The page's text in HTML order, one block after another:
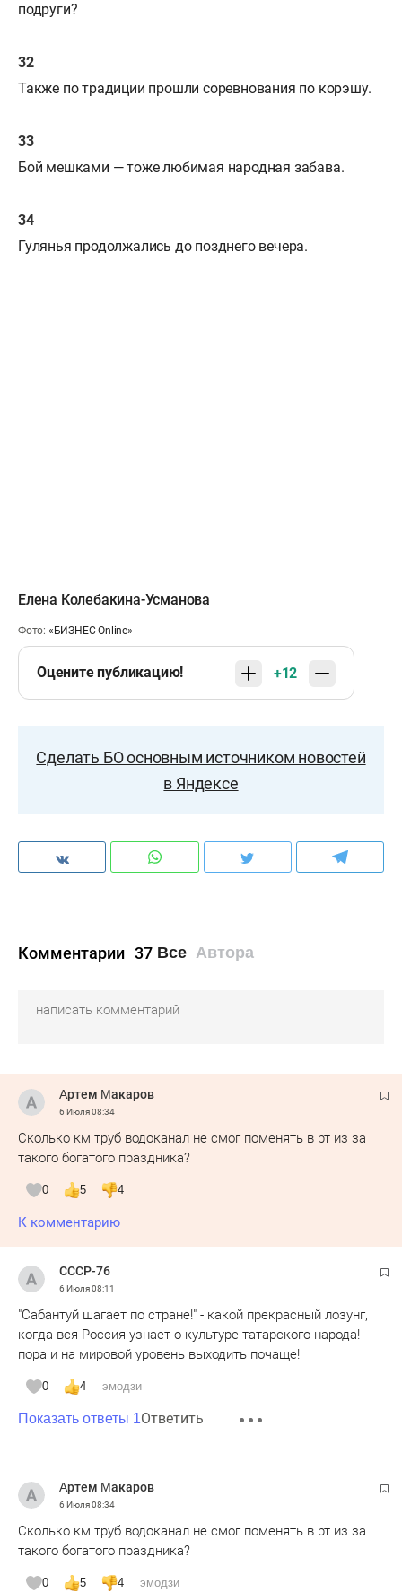
подруги?
Также по традиции прошли соревнования по корэшу.
Бой мешками — тоже любимая народная забава.
Гулянья продолжались до позднего вечера.
Елена Колебакина-Усманова
Фото: «БИЗНЕС Online»
Оцените публикацию! +12
Сделать БО основным источником новостей
в Яндексе
Комментарии 37 Все Автора
Αртем Μакаров
6 Июля08:34
Сколько км труб водоканал не смог поменять в рт из за
такого богатого праздника?
0 5 4
К комментарию
СССР-76
6 Июля08:11
"Сабантуй шагает по стране!" - какой прекрасный лозунг,
когда вся Россия узнает о культуре татарского народа!
пора и на мировой уровень выходить почаще!
0 4 эмодзи
Показать ответы 1Ответить
Αртем Μакаров
6 Июля08:34
Сколько км труб водоканал не смог поменять в рт из за
такого богатого праздника?
0 5 4 эмодзи